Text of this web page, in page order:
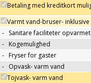
Betaling med kreditkort
Varmt vand-bruser- inklusive
- Sanitare faciliteter opvarmet
- Kogemulighed
- Fryser for gaster
- Opvask- varm vand
Tojvask- varm vand